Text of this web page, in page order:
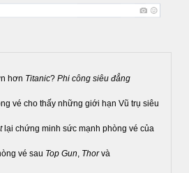
hơn Titanic? Phi công siêu đẳng
vé cho thấy những giới hạn Vũ trụ siêu
lại chứng minh sức mạnh phòng vé của
vé sau Top Gun, Thorvà